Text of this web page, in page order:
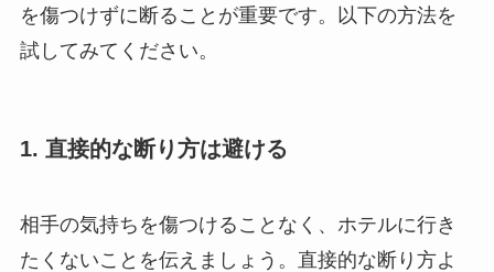
を傷つけずに断ることが重要です。以下の方法を
試してみてください。
1. 直接的な断り方は避ける
相手の気持ちを傷つけることなく、ホテルに行き
たくないことを伝えましょう。直接的な断り方よ